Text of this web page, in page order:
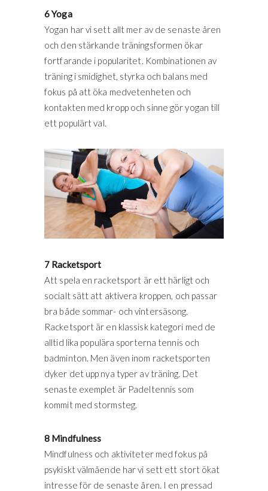
6 Yoga
Yogan har vi sett allt mer av de senaste åren
och den stärkande träningsformen ökar
fortfarande i popularitet. Kombinationen av
träning i smidighet, styrka och balans med
fokus på att öka medvetenheten och
kontakten med kropp och sinne gör yogan till
ett populärt val.
7 Racketsport
Att spela en racketsport är ett härligt och
socialt sätt att aktivera kroppen, och passar
bra både sommar- och vintersäsong.
Racketsport är en klassisk kategori med de
alltid lika populära sporterna tennis och
badminton. Men även inom racketsporten
dyker det upp nya typer av träning. Det
senaste exemplet är Padeltennis som
kommit med stormsteg.
8 Mindfulness
Mindfulness och aktiviteter med fokus på
psykiskt välmående har vi sett ett stort ökat
intresse för de senaste åren. I en pressad